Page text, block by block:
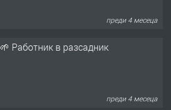
преди 4 месеца
🌱 Работник в разсадник
преди 4 месеца